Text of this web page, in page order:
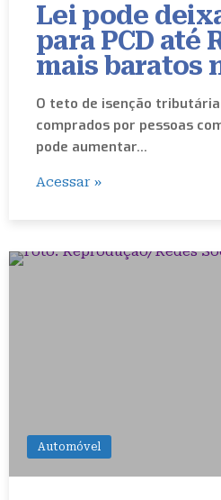
Lei pode
para PCD até
mais baratos
O teto de isenção
comprados por pessoas
pode aumentar…
Acessar »
Automóvel